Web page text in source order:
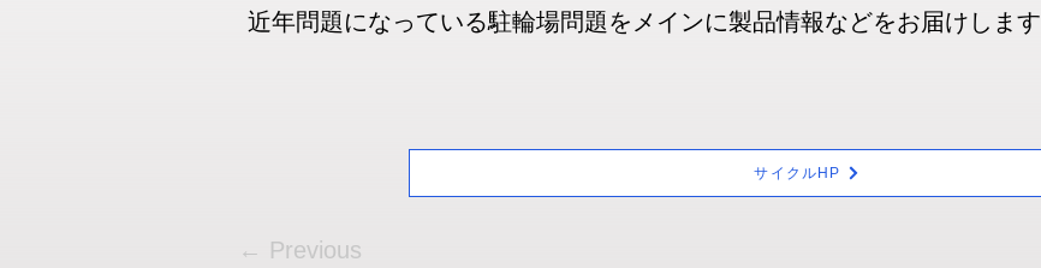
近年問題になっている駐輪場問題をメインに製品情報などをお届けします
サイクルHP
← Previous